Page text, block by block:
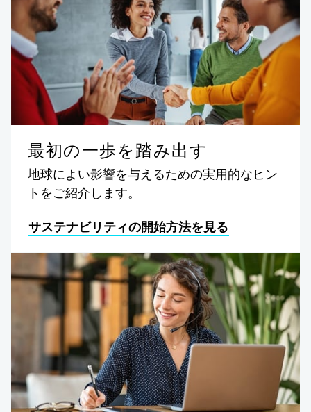
最初の一歩を踏み出す
地球によい影響を与えるための実用的なヒン
トをご紹介します。
サステナビリティの開始方法を見る